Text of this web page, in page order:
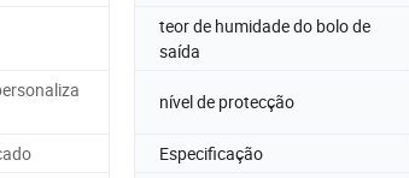
teor de humidade do bolo de
saída
nível de protecção
Especificação